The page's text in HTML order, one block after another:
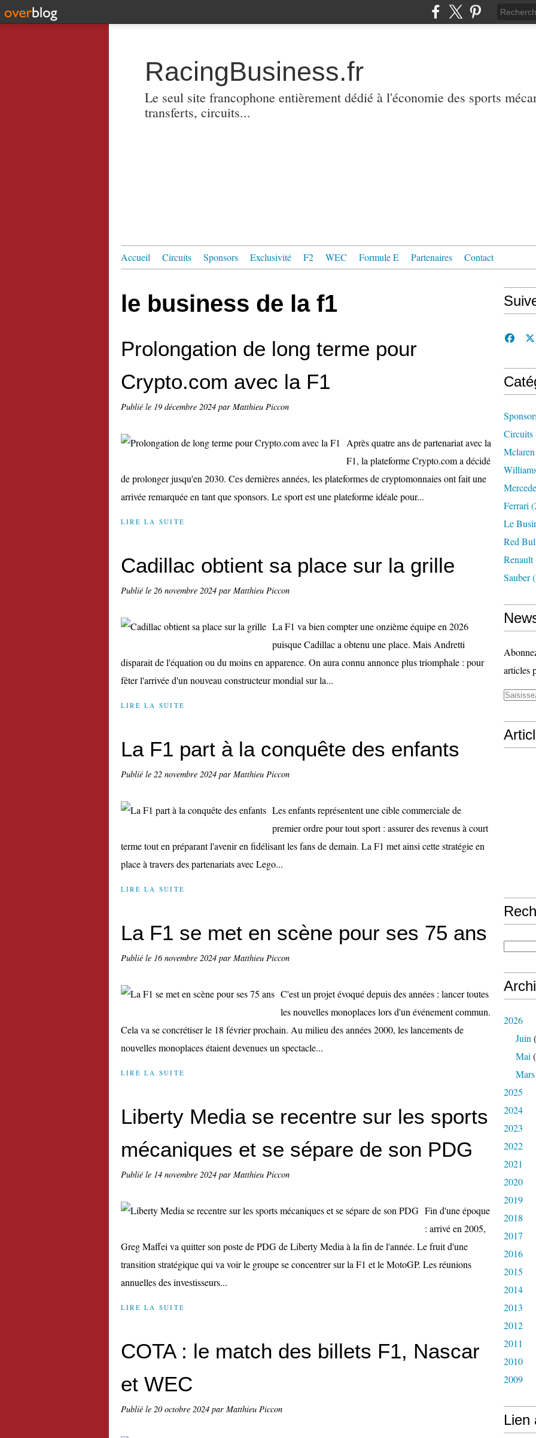
RacingBusiness.fr
Le seul site francophone entièrement dédié à l'économie des sports
transferts, circuits...
Accueil Circuits Sponsors Exclusivité F2 WEC Formule E Partenaires Contact
le business de la f1
Prolongation de long terme pour
Crypto.com avec la F1
Publié le 19 décembre 2024 par Matthieu Piccon
Après quatre ans de partenariat avec la
F1, la plateforme Crypto.com a décidé
de prolonger jusqu'en 2030. Ces dernières années, les plateformes de cryptomonnaies ont fait une
arrivée remarquée en tant que sponsors. Le sport est une plateforme idéale pour...
LIRE LA SUITE
Cadillac obtient sa place sur la grille
Publié le 26 novembre 2024 par Matthieu Piccon
La F1 va bien compter une onzième équipe en 2026
puisque Cadillac a obtenu une place. Mais Andretti
disparait de l'équation ou du moins en apparence. On aura connu annonce plus triomphale : pour
fêter l'arrivée d'un nouveau constructeur mondial sur la...
LIRE LA SUITE
La F1 part à la conquête des enfants
Publié le 22 novembre 2024 par Matthieu Piccon
Les enfants représentent une cible commerciale de
premier ordre pour tout sport : assurer des revenus à court
terme tout en préparant l'avenir en fidélisant les fans de demain. La F1 met ainsi cette stratégie en
place à travers des partenariats avec Lego...
LIRE LA SUITE
La F1 se met en scène pour ses 75 ans
Publié le 16 novembre 2024 par Matthieu Piccon
C'est un projet évoqué depuis des années : lancer toutes
les nouvelles monoplaces lors d'un événement commun.
Cela va se concrétiser le 18 février prochain. Au milieu des années 2000, les lancements de
nouvelles monoplaces étaient devenues un spectacle...
LIRE LA SUITE
Liberty Media se recentre sur les sports
mécaniques et se sépare de son PDG
Publié le 14 novembre 2024 par Matthieu Piccon
Fin d'une époque
: arrivé en 2005,
Greg Maffei va quitter son poste de PDG de Liberty Media à la fin de l'année. Le fruit d'une
transition stratégique qui va voir le groupe se concentrer sur la F1 et le MotoGP. Les réunions
annuelles des investisseurs...
LIRE LA SUITE
COTA : le match des billets F1, Nascar
et WEC
Publié le 20 octobre 2024 par Matthieu Piccon
Circuits
Mclaren
Ferrari
Le
Red
Renault
Sauber
articles
2026
Juin
Mai
Mars
2025
2024
2023
2022
2021
2020
2019
2018
2017
2016
2015
2014
2013
2012
2011
2010
2009
Lien